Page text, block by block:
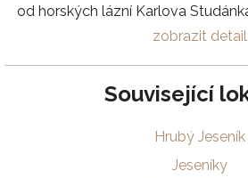
od horských lázní Karlova
zobrazit detail
Související
Hrubý Jeseník
Jeseníky